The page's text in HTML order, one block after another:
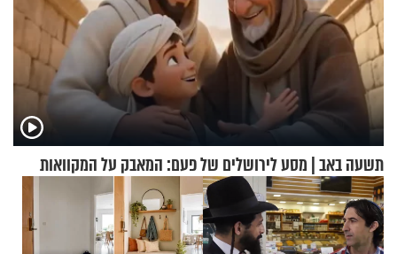
תשעה באב | מסע לירושלים של פעם: המאבק על המקוואות